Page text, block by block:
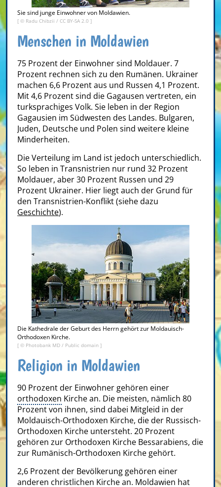
Sie sind junge Einwohner von Moldawien.
[ © Radu Chibzii / CC BY-SA 2.0 ]
Menschen in Moldawien
75 Prozent der Einwohner sind Moldauer. 7
Prozent rechnen sich zu den Rumänen. Ukrainer
machen 6,6 Prozent aus und Russen 4,1 Prozent.
Mit 4,6 Prozent sind die Gagausen vertreten, ein
turksprachiges Volk. Sie leben in der Region
Gagausien im Südwesten des Landes. Bulgaren,
Juden, Deutsche und Polen sind weitere kleine
Minderheiten.
Die Verteilung im Land ist jedoch unterschiedlich.
So leben in Transnistrien nur rund 32 Prozent
Moldauer, aber 30 Prozent Russen und 29
Prozent Ukrainer. Hier liegt auch der Grund für
den Transnistrien-Konflikt (siehe dazu
Geschichte).
Die Kathedrale der Geburt des Herrn gehört zur Moldauisch-
Orthodoxen Kirche.
[ © Photobank MD / Public domain ]
Religion in Moldawien
90 Prozent der Einwohner gehören einer
orthodoxen Kirche an. Die meisten, nämlich 80
Prozent von ihnen, sind dabei Mitgleid in der
Moldauisch-Orthodoxen Kirche, die der Russisch-
Orthodoxen Kirche untersteht. 20 Prozent
gehören zur Orthodoxen Kirche Bessarabiens, die
zur Rumänisch-Orthodoxen Kirche gehört.
2,6 Prozent der Bevölkerung gehören einer
anderen christlichen Kirche an. Moldawien hat